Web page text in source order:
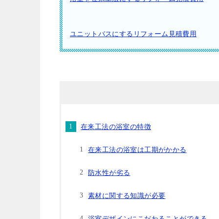
ユニットバスにするリフォーム見積費用
在来工法の浴室の特徴
在来工法の浴室は工期がかかる
防水性が劣る
素材に関する知識が必要